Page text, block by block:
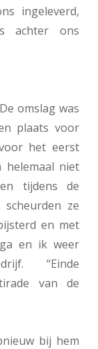
ingeleverd,
achter ons
omslag was
plaats voor
het eerst
helemaal niet
tijdens de
ze
en met
en ik weer
“Einde
van de
bij hem